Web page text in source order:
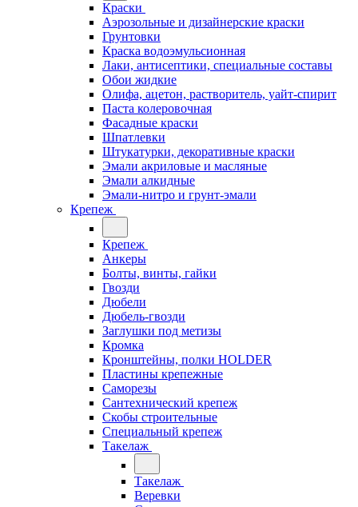
Краски
Аэрозольные и дизайнерские краски
Грунтовки
Краска водоэмульсионная
Лаки, антисептики, специальные составы
Обои жидкие
Олифа, ацетон, растворитель, уайт-спирит
Паста колеровочная
Фасадные краски
Шпатлевки
Штукатурки, декоративные краски
Эмали акриловые и масляные
Эмали алкидные
Эмали-нитро и грунт-эмали
Крепеж
Крепеж
Анкеры
Болты, винты, гайки
Гвозди
Дюбели
Дюбель-гвозди
Заглушки под метизы
Кромка
Кронштейны, полки НОLDER
Пластины крепежные
Саморезы
Сантехнический крепеж
Скобы строительные
Специальный крепеж
Такелаж
Такелаж
Веревки